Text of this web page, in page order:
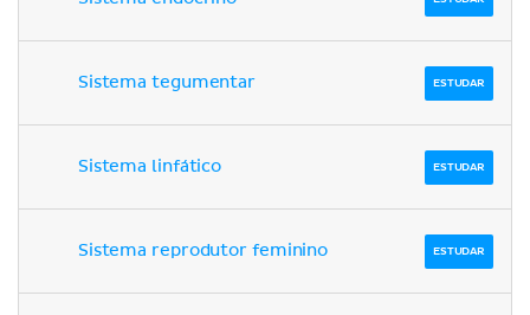
Sistema tegumentar ESTUDAR
Sistema linfático ESTUDAR
Sistema reprodutor feminino ESTUDAR